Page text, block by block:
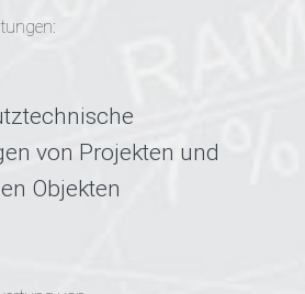
von Projekten und
Objekten